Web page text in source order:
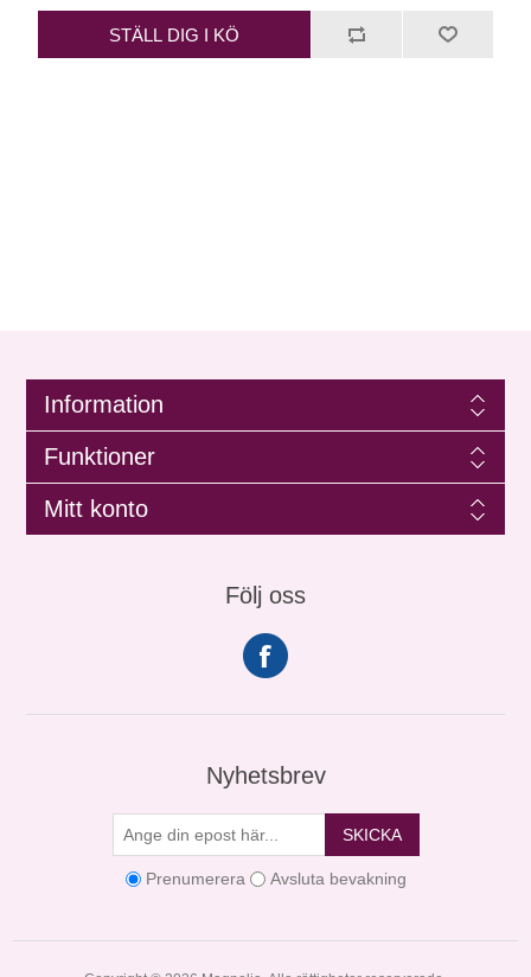
STÄLL DIG I KÖ
Information
Funktioner
Mitt konto
Följ oss
Nyhetsbrev
SKICKA
Prenumerera Avsluta bevakning